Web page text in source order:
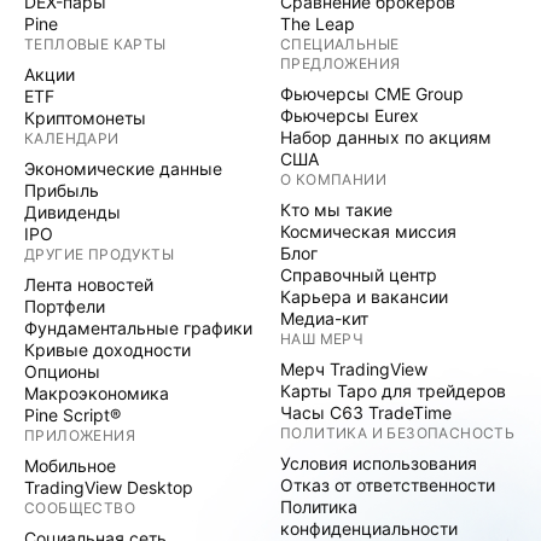
Pine
ТЕПЛОВЫЕ КАРТЫ
Акции
ETF
Криптомонеты
КАЛЕНДАРИ
Экономические данные
Прибыль
Дивиденды
IPO
ДРУГИЕ ПРОДУКТЫ
Лента новостей
Портфели
Фундаментальные графики
Кривые доходности
Опционы
Макроэкономика
Pine Script®
ПРИЛОЖЕНИЯ
Мобильное
TradingView Desktop
СООБЩЕСТВО
The Leap
СПЕЦИАЛЬНЫЕ
ПРЕДЛОЖЕНИЯ
Фьючерсы CME Group
Фьючерсы Eurex
Набор данных по акциям
США
О КОМПАНИИ
Кто мы такие
Космическая миссия
Блог
Справочный центр
Карьера и вакансии
Медиа-кит
НАШ МЕРЧ
Мерч TradingView
Карты Таро для трейдеров
Часы C63 TradeTime
ПОЛИТИКА И БЕЗОПАСНОСТЬ
Условия использования
Отказ от ответственности
Политика
конфиденциальности